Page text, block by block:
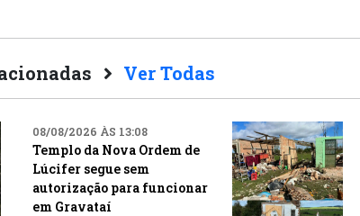
Ver Todas
08/08/2026 ÀS 13:08
Templo da Nova Ordem de
Lúcifer segue sem
autorização para funcionar
em Gravataí